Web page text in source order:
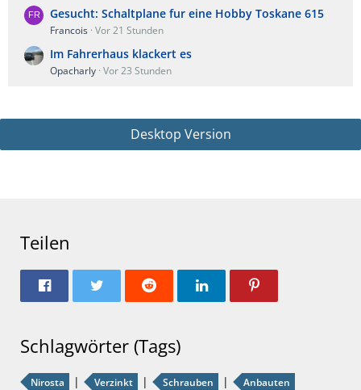
Gesucht: Schaltplane fur eine Hobby Toskane 615
Francois Vor 21 Stunden
Im Fahrerhaus klackert es
Opacharly Vor 23 Stunden
Desktop Version
Teilen
Schlagwörter (Tags)
Nirosta Verzinkt Schrauben Anbauten